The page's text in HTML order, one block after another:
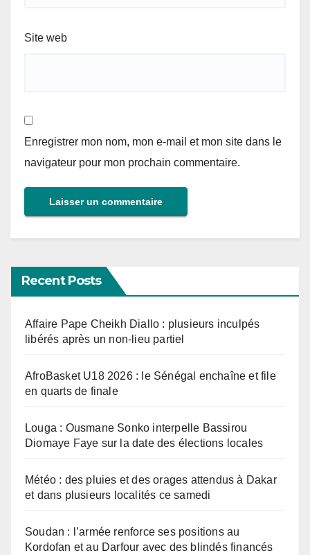
Site web
Enregistrer mon nom, mon e-mail et mon site dans le
navigateur pour mon prochain commentaire.
Recent Posts
Affaire Pape Cheikh Diallo : plusieurs inculpés
libérés après un non-lieu partiel
AfroBasket U18 2026 : le Sénégal enchaîne et file
en quarts de finale
Louga : Ousmane Sonko interpelle Bassirou
Diomaye Faye sur la date des élections locales
Météo : des pluies et des orages attendus à Dakar
et dans plusieurs localités ce samedi
Soudan : l’armée renforce ses positions au
Kordofan et au Darfour avec des blindés financés